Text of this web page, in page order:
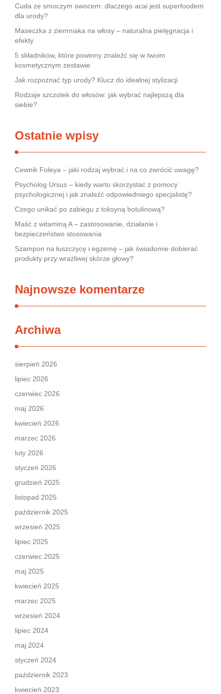
Cuda ze smoczym owocem: dlaczego acai jest superfoodem
dla urody?
Maseczka z ziemniaka na włosy – naturalna pielęgnacja i
efekty
5 składników, które powinny znaleźć się w twoim
kosmetycznym zestawie
Jak rozpoznać typ urody? Klucz do idealnej stylizacji
Rodzaje szczotek do włosów: jak wybrać najlepszą dla
siebie?
Ostatnie wpisy
Cewnik Foleya – jaki rodzaj wybrać i na co zwrócić uwagę?
Psycholog Ursus – kiedy warto skorzystać z pomocy
psychologicznej i jak znaleźć odpowiedniego specjalistę?
Czego unikać po zabiegu z toksyną botulinową?
Maść z witaminą A – zastosowanie, działanie i
bezpieczeństwo stosowania
Szampon na łuszczycę i egzemę – jak świadomie dobierać
produkty przy wrażliwej skórze głowy?
Najnowsze komentarze
Archiwa
sierpień 2026
lipiec 2026
czerwiec 2026
maj 2026
kwiecień 2026
marzec 2026
luty 2026
styczeń 2026
grudzień 2025
listopad 2025
październik 2025
wrzesień 2025
lipiec 2025
czerwiec 2025
maj 2025
kwiecień 2025
marzec 2025
wrzesień 2024
lipiec 2024
maj 2024
styczeń 2024
październik 2023
kwiecień 2023